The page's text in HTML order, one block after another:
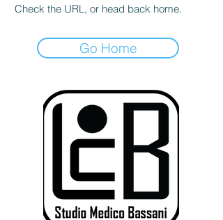
Check the URL, or head back home.
Go Home